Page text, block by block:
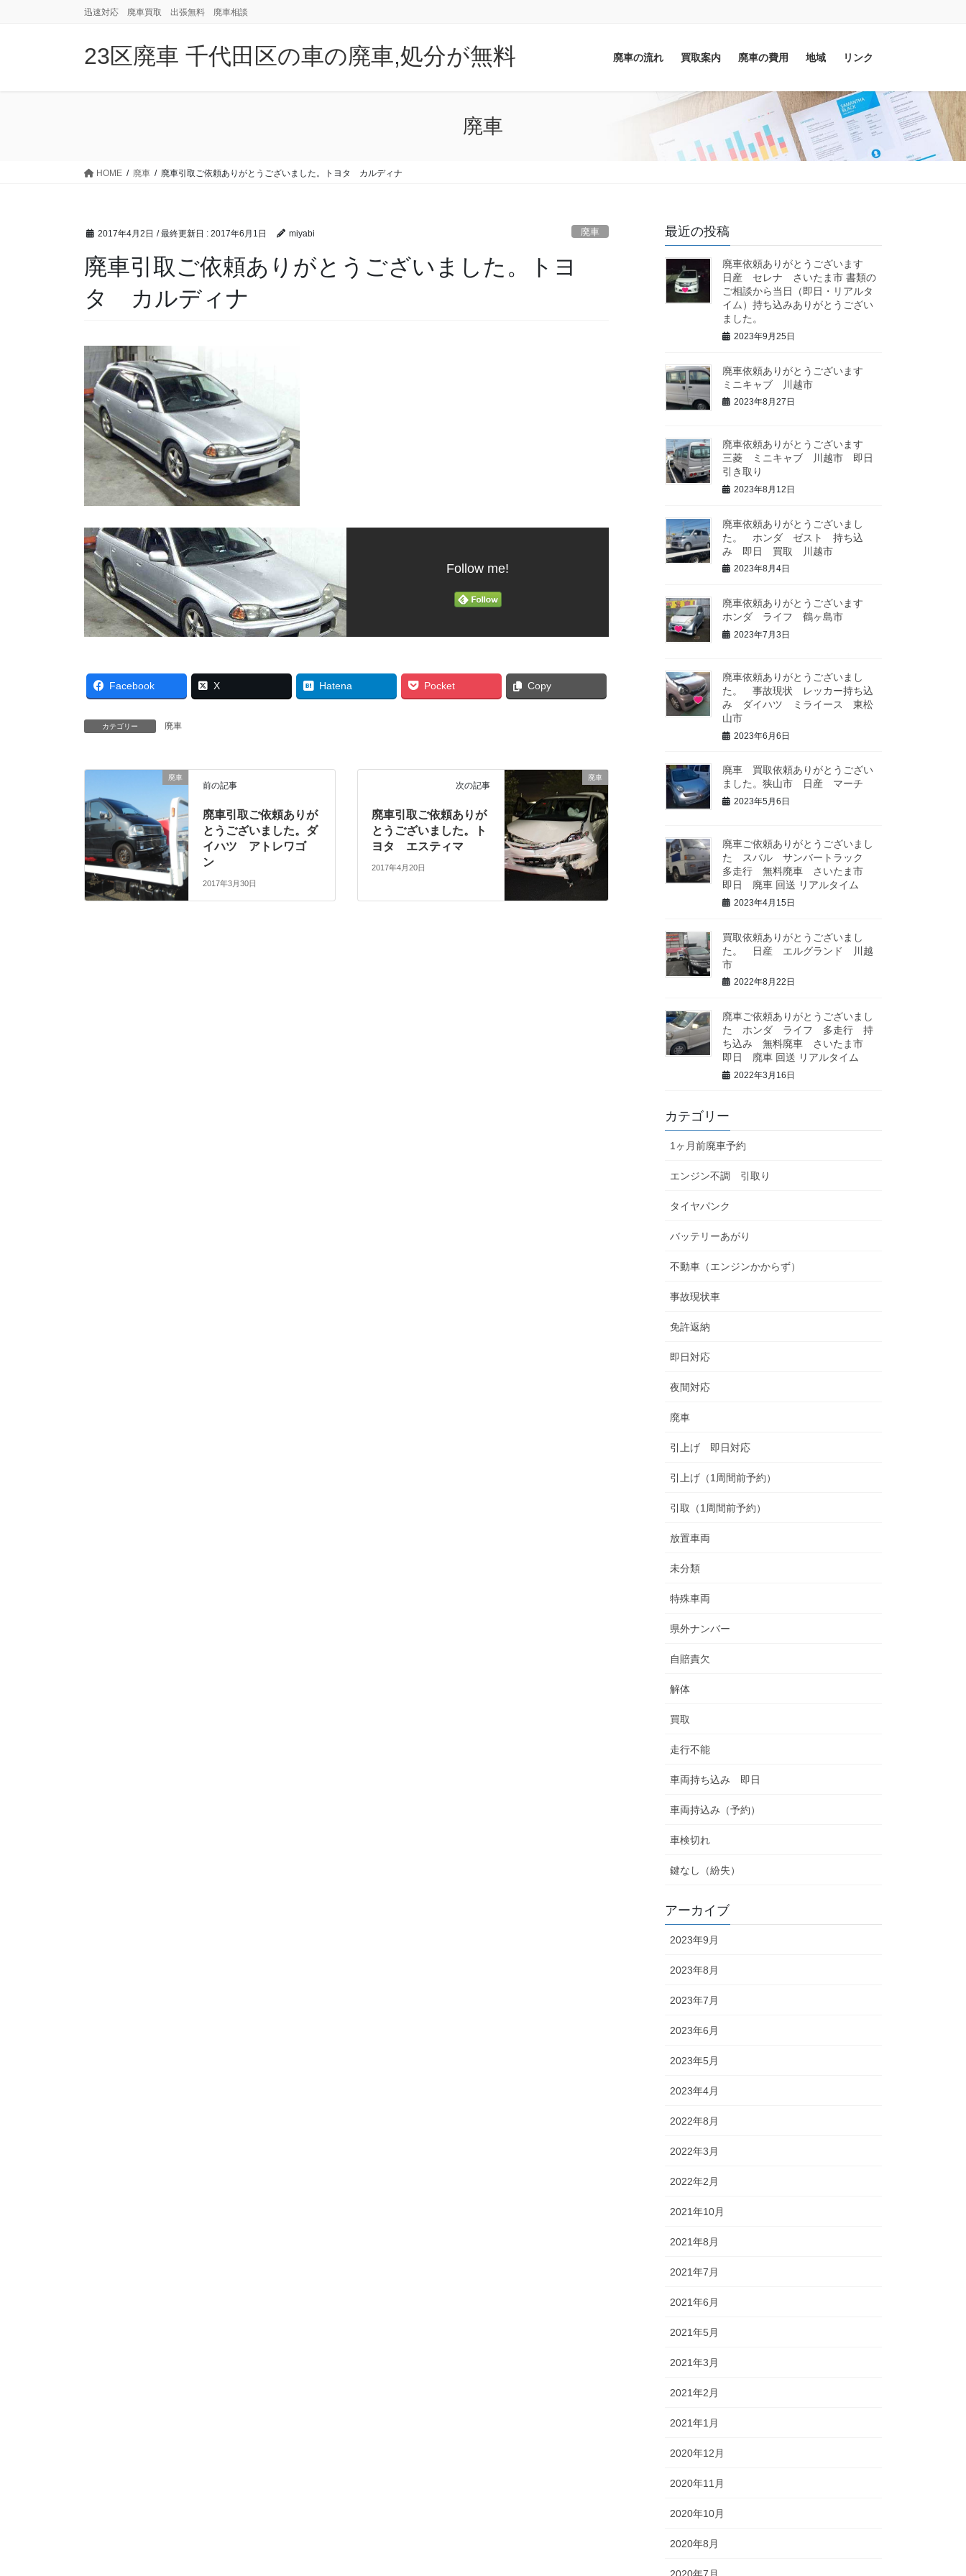
迅速対応 廃車買取 出張無料 廃車相談
23区廃車 千代田区の車の廃車,処分が無料 廃車の流れ 買取案内 廃車の費用 地域 リンク
廃車
HOME 廃車 廃車引取ご依頼ありがとうございました。トヨタ カルディナ
2017年4月2日 / 最終更新日 : 2017年6月1日 miyabi 廃車
廃車引取ご依頼ありがとうございました。トヨ
タ カルディナ
Follow me!
Facebook X Hatena Pocket Copy
カテゴリー 廃車
廃車
前の記事
廃車引取ご依頼ありが
とうございました。ダ
イハツ アトレワゴ
ン
2017年3月30日
廃車
次の記事
廃車引取ご依頼ありが
とうございました。ト
ヨタ エスティマ
2017年4月20日
最近の投稿
廃車依頼ありがとうございます
日産 セレナ さいたま市 書類の
ご相談から当日（即日・リアルタ
イム）持ち込みありがとうござい
ました。
2023年9月25日
廃車依頼ありがとうございます
ミニキャブ 川越市
2023年8月27日
廃車依頼ありがとうございます
三菱 ミニキャブ 川越市 即日
引き取り
2023年8月12日
廃車依頼ありがとうございまし
た。 ホンダ ゼスト 持ち込
み 即日 買取 川越市
2023年8月4日
廃車依頼ありがとうございます
ホンダ ライフ 鶴ヶ島市
2023年7月3日
廃車依頼ありがとうございまし
た。 事故現状 レッカー持ち込
み ダイハツ ミライース 東松
山市
2023年6月6日
廃車 買取依頼ありがとうござい
ました。狭山市 日産 マーチ
2023年5月6日
廃車ご依頼ありがとうございまし
た スバル サンバートラック
多走行 無料廃車 さいたま市
即日 廃車 回送 リアルタイム
2023年4月15日
買取依頼ありがとうございまし
た。 日産 エルグランド 川越
市
2022年8月22日
廃車ご依頼ありがとうございまし
た ホンダ ライフ 多走行 持
ち込み 無料廃車 さいたま市
即日 廃車 回送 リアルタイム
2022年3月16日
カテゴリー
1ヶ月前廃車予約
エンジン不調 引取り
タイヤパンク
バッテリーあがり
不動車（エンジンかからず）
事故現状車
免許返納
即日対応
夜間対応
廃車
引上げ 即日対応
引上げ（1周間前予約）
引取（1周間前予約）
放置車両
未分類
特殊車両
県外ナンバー
自賠責欠
解体
買取
走行不能
車両持ち込み 即日
車両持込み（予約）
車検切れ
鍵なし（紛失）
アーカイブ
2023年9月
2023年8月
2023年7月
2023年6月
2023年5月
2023年4月
2022年8月
2022年3月
2022年2月
2021年10月
2021年8月
2021年7月
2021年6月
2021年5月
2021年3月
2021年2月
2021年1月
2020年12月
2020年11月
2020年10月
2020年8月